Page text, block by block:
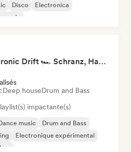
Disco
Electronica
Tokyo Electronic Drift 🏎️ Schranz, Hard Techno & Anime EDM
Deep houseDrum and Bass
impactante(s)
music
Drum and Bass
Electronique expérimental